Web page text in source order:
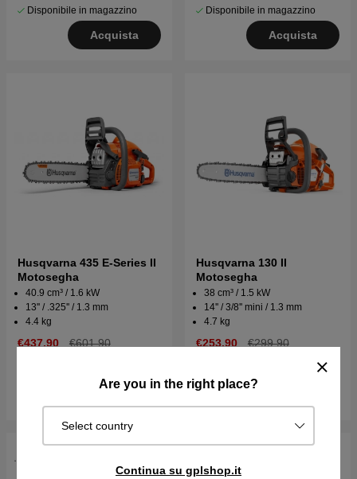
Are you in the right place?
Select country
Continua su gplshop.it
Disponibile in magazzino
Acquista
Disponibile in magazzino
Acquista
Husqvarna 435 E-Series II
Motosegha
40.9 cm³ / 1.6 kW
13'' / .325'' / 1.3 mm
4.4 kg
€437.90 €601.90
Monitora
Husqvarna 130 II
Motosegha
38 cm³ / 1.5 kW
14'' / 3/8'' mini / 1.3 mm
4.7 kg
€253.90 €299.90